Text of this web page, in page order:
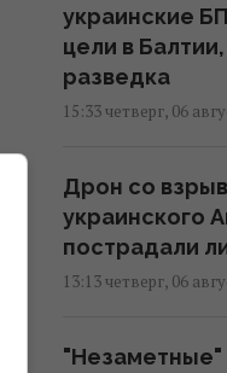
украинские
цели в
разведка
15:33 четверг, 06
Дрон со
украинского
пострадали
13:13 четверг, 06
"Незаметные"